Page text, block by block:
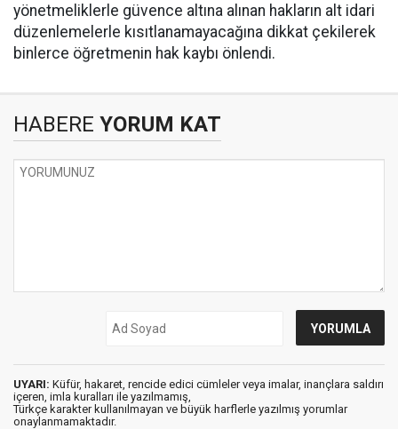
yönetmeliklerle güvence altına alınan hakların alt idari
düzenlemelerle kısıtlanamayacağına dikkat çekilerek
binlerce öğretmenin hak kaybı önlendi.
HABERE YORUM KAT
UYARI: Küfür, hakaret, rencide edici cümleler veya imalar, inançlara saldırı
içeren, imla kuralları ile yazılmamış,
Türkçe karakter kullanılmayan ve büyük harflerle yazılmış yorumlar
onaylanmamaktadır.